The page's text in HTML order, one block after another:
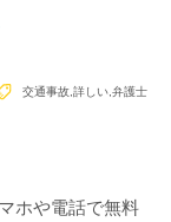
交通事故 詳しい ,弁護士
ホや電話で無料